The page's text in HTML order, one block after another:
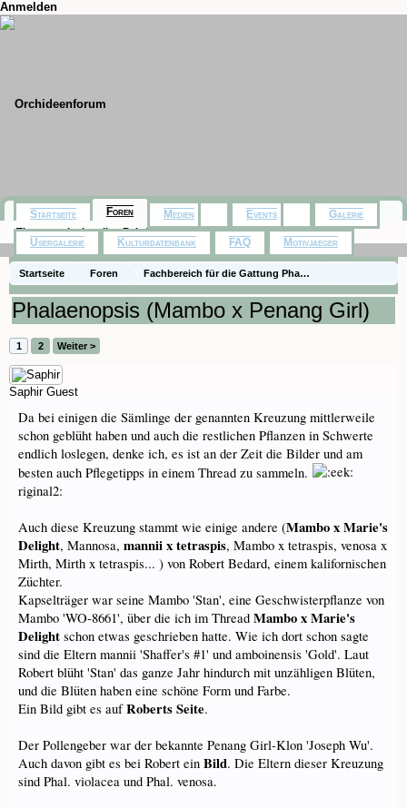
Anmelden
Startseite Foren
Fachbereich für die Gattung Phalaenopsis - Species
Naturformen und spezielle Hybriden
Kulturberichte
Phalaenopsis (Mambo x Penang Girl)
1 2 Weiter >
Saphir Guest
Da bei einigen die Sämlinge der genannten Kreuzung mittlerweile
schon geblüht haben und auch die restlichen Pflanzen in Schwerte
endlich loslegen, denke ich, es ist an der Zeit die Bilder und am
besten auch Pflegetipps in einem Thread zu sammeln.
riginal2:
Auch diese Kreuzung stammt wie einige andere (Mambo x Marie's
Delight, Mannosa, mannii x tetraspis, Mambo x tetraspis, venosa x
Mirth, Mirth x tetraspis... ) von Robert Bedard, einem kalifornischen
Züchter.
Kapselträger war seine Mambo 'Stan', eine Geschwisterpflanze von
Mambo 'WO-8661', über die ich im Thread Mambo x Marie's
Delight schon etwas geschrieben hatte. Wie ich dort schon sagte
sind die Eltern mannii 'Shaffer's #1' und amboinensis 'Gold'. Laut
Robert blüht 'Stan' das ganze Jahr hindurch mit unzähligen Blüten,
und die Blüten haben eine schöne Form und Farbe.
Ein Bild gibt es aufRoberts Seite.
Der Pollengeber war der bekannte Penang Girl-Klon 'Joseph Wu'.
Auch davon gibt es bei Robert ein Bild. Die Eltern dieser Kreuzung
sind Phal. violacea und Phal. venosa.
Startseite Foren
Themen mit aktuellen Beiträgen
Medien Events Galerie
Usergalerie Kulturdatenbank FAQ Motivjaeger